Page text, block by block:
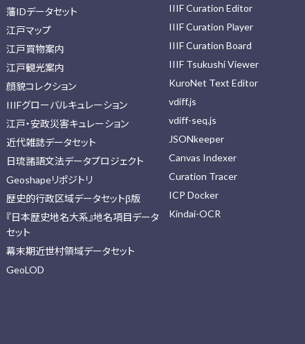
藩IDデータセット
江戸マップ
江戸買物案内
江戸観光案内
顔貌コレクション
IIIFグローバルキュレーション
江戸・安政災害キュレーション
近代雑誌データセット
日琉諸語文法データプロジェクト
Geoshapeリポジトリ
歴史的行政区域データセットβ版
『日本歴史地名大系』地名項目データ
セット
幕末期近世村領域データセット
GeoLOD
IIIF Curation Editor
IIIF Curation Player
IIIF Curation Board
IIIF Tsukushi Viewer
KuroNet Text Editor
vdiff.js
vdiff-seq.js
JSONkeeper
Canvas Indexer
Curation Tracer
ICP Docker
Kindai-OCR